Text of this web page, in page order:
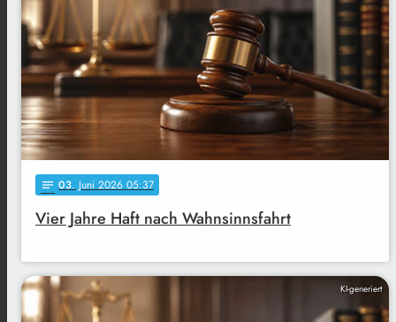
notes 03. Juni 2026 05:37
Vier Jahre Haft nach Wahnsinnsfahrt
KI-generiert